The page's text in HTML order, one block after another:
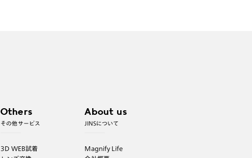
Others
その他サービス
3D WEB試着
About us
JINSについて
Magnify Life